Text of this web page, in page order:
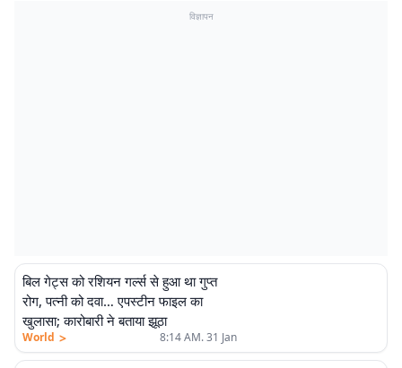
विज्ञापन
बिल गेट्स को रशियन गर्ल्स से हुआ था गुप्त
रोग, पत्नी को दवा… एपस्टीन फाइल का
खुलासा; कारोबारी ने बताया झूठा
World > 8:14 AM. 31 Jan